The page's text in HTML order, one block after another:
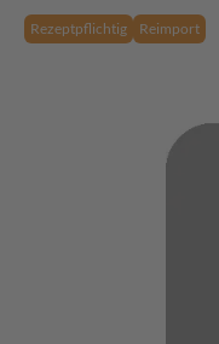
Rezeptpflichtig Reimport